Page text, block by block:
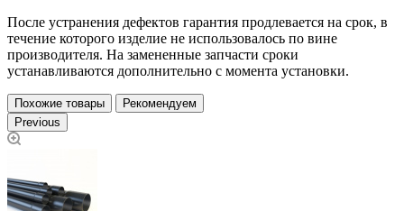
После устранения дефектов гарантия продлевается на срок, в
течение которого изделие не использовалось по вине
производителя. На замененные запчасти сроки
устанавливаются дополнительно с момента установки.
Похожие товары
Рекомендуем
Previous